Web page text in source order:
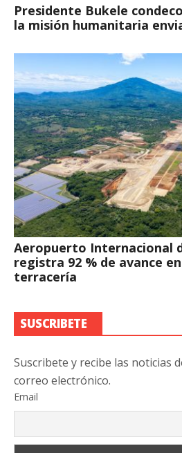
Presidente Bukele
la misión humanitaria
Aeropuerto Internacional
registra 92 % de avance
terracería
SUSCRIBETE
Suscribete y recibe las noticias
correo electrónico.
Email